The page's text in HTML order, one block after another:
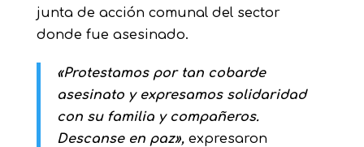
junta de acción comunal del sector
donde fue asesinado.
«Protestamos por tan cobarde
asesinato y expresamos solidaridad
con su familia y compañeros.
Descanse en paz»,expresaron